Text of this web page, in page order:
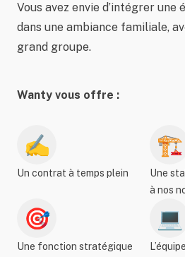
Vous avez envie d’intégrer une
dans une ambiance familiale,
grand groupe.
Wanty vous offre :
✍️
Un contrat à temps plein
🏗️
Une
à nos
🎯
Une fonction stratégique
💻